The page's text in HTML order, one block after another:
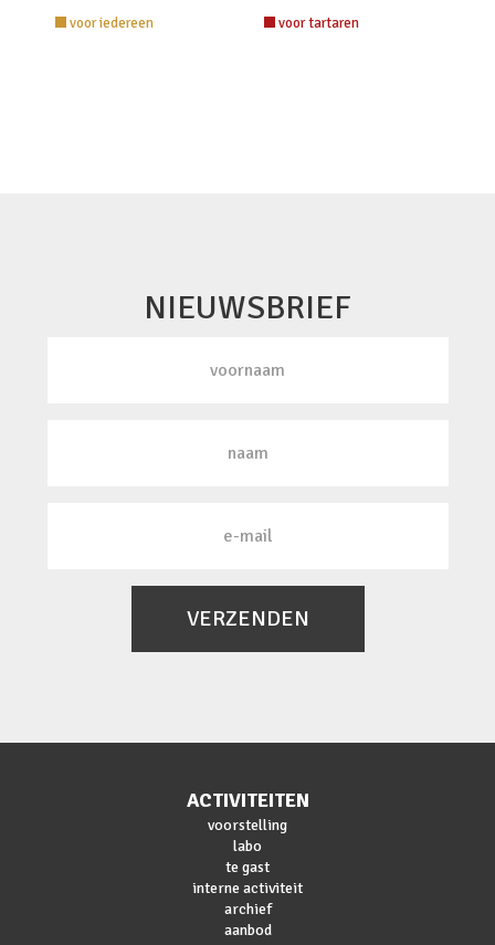
voor iedereen voor tartaren
NIEUWSBRIEF
VERZENDEN
ACTIVITEITEN
voorstelling
labo
te gast
interne activiteit
archief
aanbod